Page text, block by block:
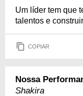
Um líder tem que
talentos e
COPIAR
Nossa
Shakira